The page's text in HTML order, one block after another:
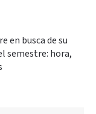
en busca de su
semestre: hora,